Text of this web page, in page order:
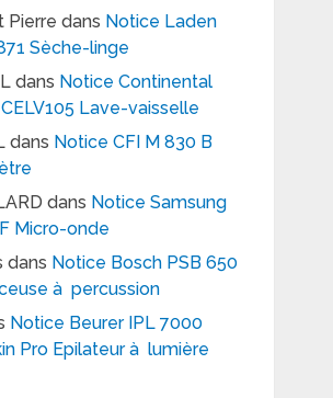
Pierre dans Notice Laden
Sèche-linge
dans Notice Continental
Lave-vaisselle
dans Notice CFI M 830 B
dans Notice Samsung
Micro-onde
dans Notice Bosch PSB 650
à percussion
Notice Beurer IPL 7000
Pro Epilateur à lumière